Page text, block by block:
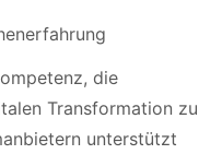
die
Transformation zu
unterstützt